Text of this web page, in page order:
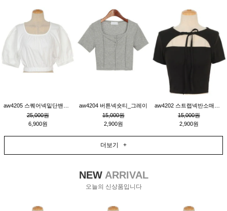
25,000원
6,900원
aw4204 버튼넥숏티_그레이
15,000원
2,900원
15,000원
2,900원
더보기 +
NEWARRIVAL
오늘의 신상품입니다